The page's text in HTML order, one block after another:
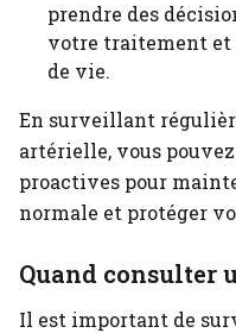
prendre des
votre traitement et
de vie.
En surveillant
artérielle, vous
proactives pour
normale et protéger
Quand consulter
Il est important de